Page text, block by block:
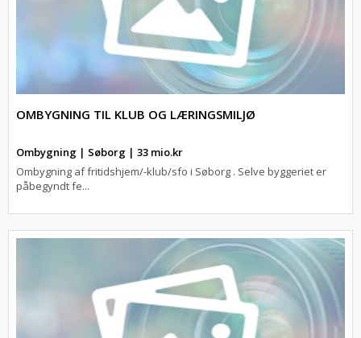
OMBYGNING TIL KLUB OG LÆRINGSMILJØ
Ombygning | Søborg | 33 mio.kr
Ombygning af fritidshjem/-klub/sfo i Søborg . Selve byggeriet er
påbegyndt fe...